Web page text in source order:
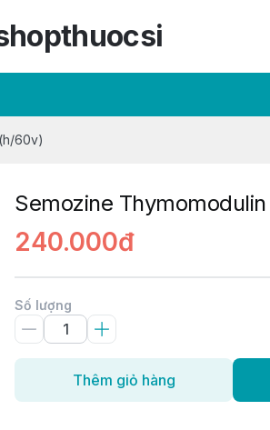
60v)
Semozine
240.000đ
Số lượng
Thêm giỏ hàng